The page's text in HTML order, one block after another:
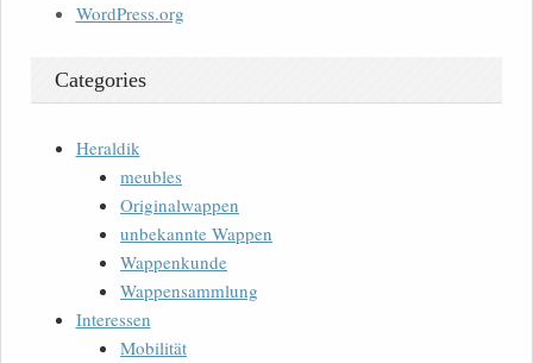
WordPress.org
Categories
Heraldik
meubles
Originalwappen
unbekannte Wappen
Wappenkunde
Wappensammlung
Interessen
Mobilität